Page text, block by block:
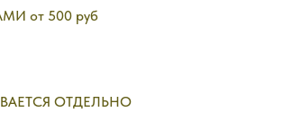
от 500 руб
ОТДЕЛЬНО